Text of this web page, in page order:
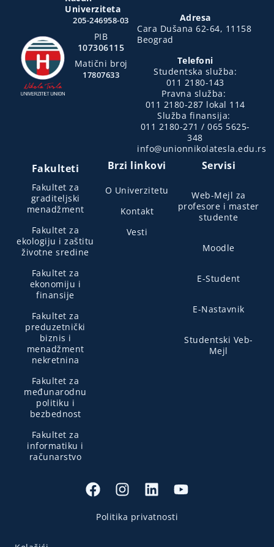
Univerziteta
205-246958-03
PIB
107306115
Matični broj
17807633
Adresa
Cara Dušana 62-64, 11158
Beograd
Telefoni
Studentska služba:
011 2180-143
Pravna služba:
011 2180-287 lokal 114
Služba finansija:
011 2180-271 / 065 5625-
348
info@unionnikolatesla.edu.rs
Fakulteti
Fakultet za
graditeljski
menadžment
Fakultet za
ekologiju i zaštitu
životne sredine
Fakultet za
ekonomiju i
finansije
Fakultet za
preduzetnički
biznis i
menadžment
nekretnina
Fakultet za
međunarodnu
politiku i
bezbednost
Fakultet za
informatiku i
računarstvo
Brzi linkovi
O Univerzitetu
Kontakt
Vesti
Servisi
Web-Mejl za
profesore i master
studente
Moodle
E-Student
E-Nastavnik
Studentski Veb-
Mejl
Politika privatnosti